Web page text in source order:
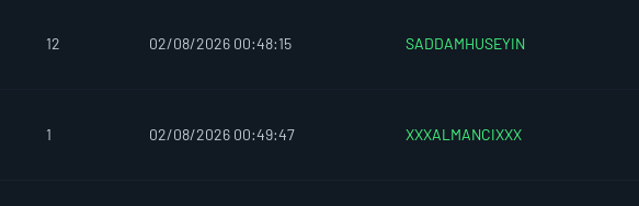
12 02/08/2026 00:48:15 SADDAMHUSEYIN
1 02/08/2026 00:49:47 XXXALMANCIXXX